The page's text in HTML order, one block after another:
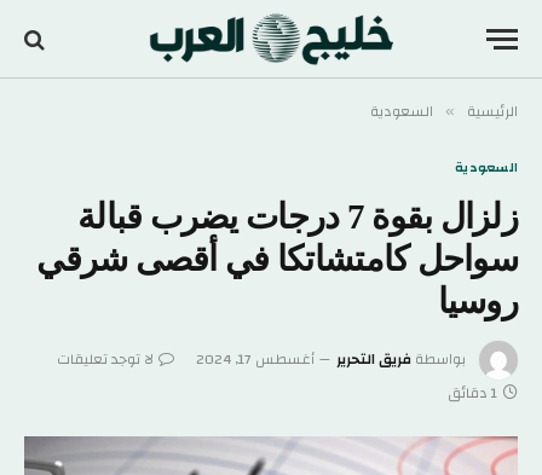
الرئيسية » السعودية
السعودية
زلزال بقوة 7 درجات يضرب قبالة
سواحل كامتشاتكا في أقصى شرقي
روسيا
بواسطةفريق التحرير أغسطس 17, 2024
لا توجد تعليقات
1 دقائق